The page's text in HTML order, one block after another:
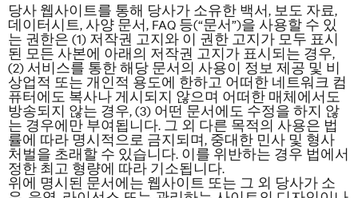
당사 웹사이트를 통해 당사가 소유한 백서, 보도 자료,
데이터시트, 사양 문서, FAQ 등(“문서”)을 사용할 수 있
는 권한은 (1) 저작권 고지와 이 권한 고지가 모두 표시
된 모든 사본에 아래의 저작권 고지가 표시되는 경우,
(2) 서비스를 통한 해당 문서의 사용이 정보 제공 및 비
상업적 또는 개인적 용도에 한하고 어떠한 네트워크 컴
퓨터에도 복사나 게시되지 않으며 어떠한 매체에서도
방송되지 않는 경우, (3) 어떤 문서에도 수정을 하지 않
는 경우에만 부여됩니다. 그 외 다른 목적의 사용은 법
률에 따라 명시적으로 금지되며, 중대한 민사 및 형사
처벌을 초래할 수 있습니다. 이를 위반하는 경우 법에서
정한 최고 형량에 따라 기소됩니다.
위에 명시된 문서에는 웹사이트 또는 그 외 당사가 소